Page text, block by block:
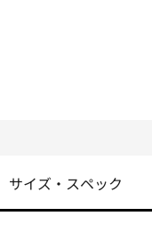
サイズ・スペック